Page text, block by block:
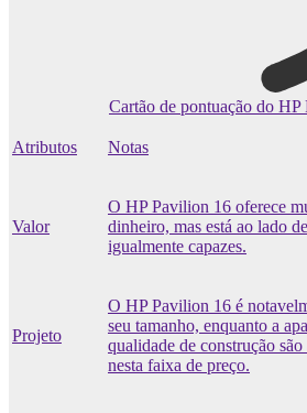
Cartão de pontuação do
Atributos Notas
Valor
O HP Pavilion 16 oferece
dinheiro, mas está ao lado
igualmente capazes.
Projeto
O HP Pavilion 16 é
seu tamanho, enquanto a
qualidade de construção são
nesta faixa de preço.